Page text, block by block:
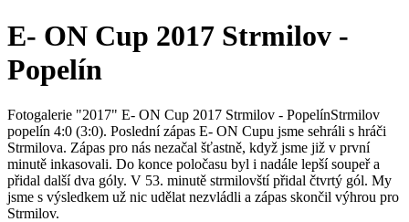
E- ON Cup 2017 Strmilov -
Popelín
Fotogalerie "2017" E- ON Cup 2017 Strmilov - PopelínStrmilov
popelín 4:0 (3:0). Poslední zápas E- ON Cupu jsme sehráli s hráči
Strmilova. Zápas pro nás nezačal šťastně, když jsme již v první
minutě inkasovali. Do konce poločasu byl i nadále lepší soupeř a
přidal další dva góly. V 53. minutě strmilovští přidal čtvrtý gól. My
jsme s výsledkem už nic udělat nezvládli a zápas skončil výhrou pro
Strmilov.